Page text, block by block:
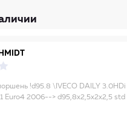
!d95.8 \IVECO DAILY 3.0HDi
Euro4 2006--> d95,8x2,5x2x2,5 std